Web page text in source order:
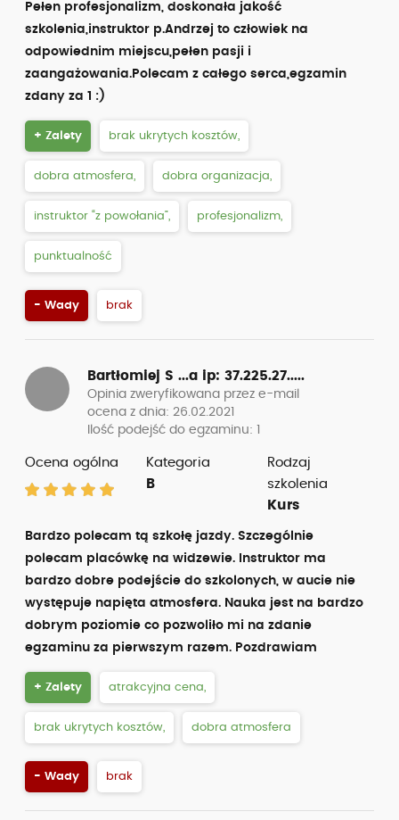
Pełen profesjonalizm, doskonała jakość
szkolenia,instruktor p.Andrzej to człowiek na
odpowiednim miejscu,pełen pasji i
zaangażowania.Polecam z całego serca,egzamin
zdany za 1 :)
+ Zalety brak ukrytych kosztów,
dobra atmosfera, dobra organizacja,
instruktor “z powołania”, profesjonalizm,
punktualność
- Wady brak
Bartłomiej S ...a ip: 37.225.27.....
Opinia zweryfikowana przez e-mail
ocena z dnia: 26.02.2021
Ilość podejść do egzaminu: 1
Ocena ogólna
Kategoria
B
Rodzaj
szkolenia
Kurs
Bardzo polecam tą szkołę jazdy. Szczególnie
polecam placówkę na widzewie. Instruktor ma
bardzo dobre podejście do szkolonych, w aucie nie
występuje napięta atmosfera. Nauka jest na bardzo
dobrym poziomie co pozwoliło mi na zdanie
egzaminu za pierwszym razem. Pozdrawiam
+ Zalety atrakcyjna cena,
brak ukrytych kosztów, dobra atmosfera
- Wady brak